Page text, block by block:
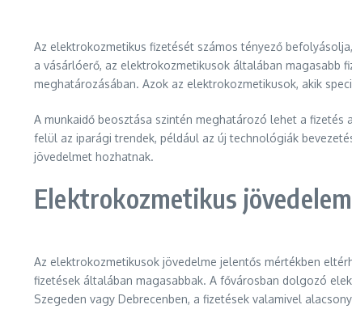
Az elektrokozmetikus fizetését számos tényező
a vásárlóerő, az elektrokozmetikusok általában magasabb
meghatározásában. Azok az elektrokozmetikusok, akik
A munkaidő beosztása szintén meghatározó lehet a
felül az iparági trendek, például az új technológiák
jövedelmet hozhatnak.
Elektrokozmetikus
Az elektrokozmetikusok jövedelme jelentős mértékben
fizetések általában magasabbak. A fővárosban dolgozó
Szegeden vagy Debrecenben, a fizetések valamivel